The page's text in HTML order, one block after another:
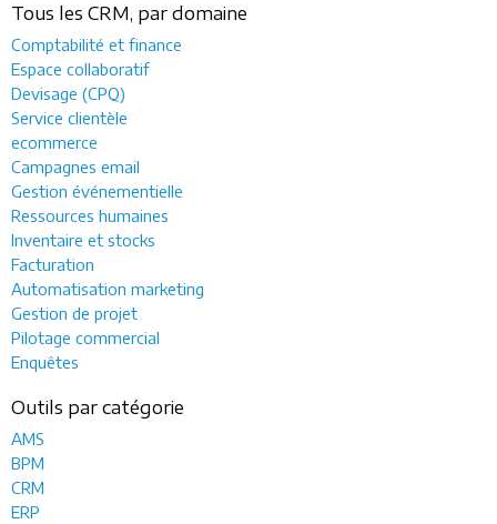
Tous les CRM, par domaine
Comptabilité et finance
Espace collaboratif
Devisage (CPQ)
Service clientèle
ecommerce
Campagnes email
Gestion événementielle
Ressources humaines
Inventaire et stocks
Facturation
Automatisation marketing
Gestion de projet
Pilotage commercial
Enquêtes
Outils par catégorie
AMS
BPM
CRM
ERP